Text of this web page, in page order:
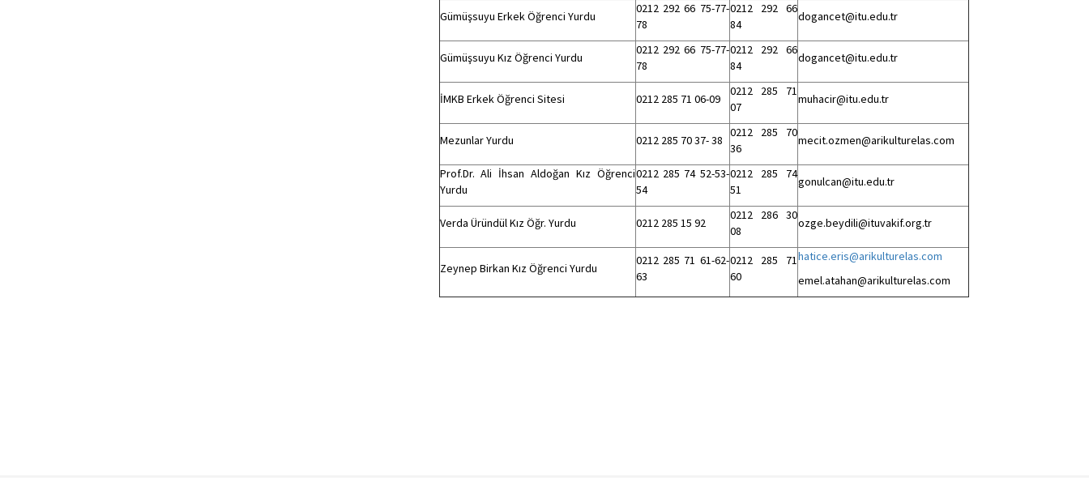
Gümüşsuyu Erkek Öğrenci Yurdu
0212 292 66 75-77-
78
0212 292 66
84
dogancet@itu.edu.tr
Gümüşsuyu Kız Öğrenci Yurdu
0212 292 66 75-77-
78
0212 292 66
84
dogancet@itu.edu.tr
İMKB Erkek Öğrenci Sitesi 0212 285 71 06-09
0212 285 71
07
muhacir@itu.edu.tr
Mezunlar Yurdu 0212 285 70 37- 38
0212 285 70
36
mecit.ozmen@arikulturelas.com
Prof.Dr. Ali İhsan Aldoğan Kız Öğrenci
Yurdu
0212 285 74 52-53-
54
0212 285 74
51
gonulcan@itu.edu.tr
Verda Üründül Kız Öğr. Yurdu 0212 285 15 92
0212 286 30
08
ozge.beydili@ituvakif.org.tr
Zeynep Birkan Kız Öğrenci Yurdu
0212 285 71 61-62-
63
0212 285 71
60
hatice.eris@arikulturelas.com
emel.atahan@arikulturelas.com